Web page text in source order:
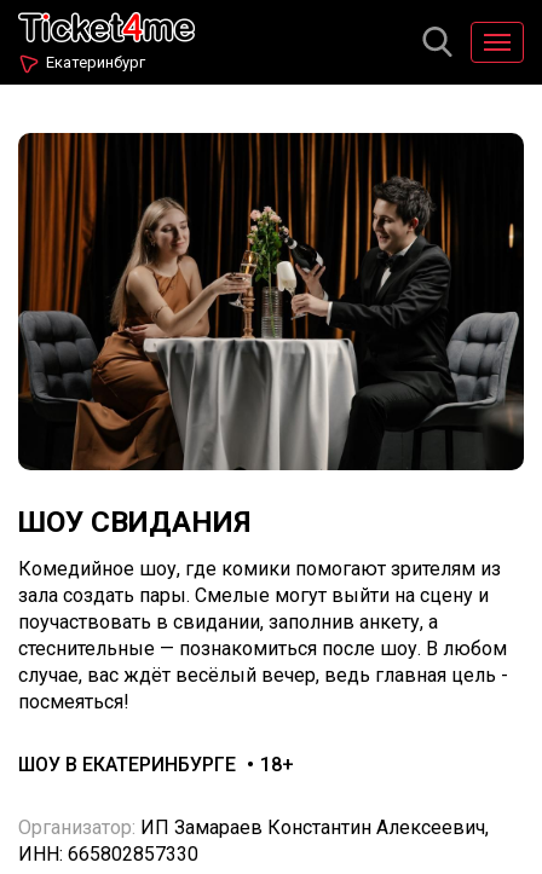
Екатеринбург
ШОУ СВИДАНИЯ
Комедийное шоу, где комики помогают зрителям из
зала создать пары. Смелые могут выйти на сцену и
поучаствовать в свидании, заполнив анкету, а
стеснительные — познакомиться после шоу. В любом
случае, вас ждёт весёлый вечер, ведь главная цель -
посмеяться!
ШОУ В ЕКАТЕРИНБУРГЕ 18+
Организатор: ИП Замараев Константин Алексеевич,
ИНН: 665802857330